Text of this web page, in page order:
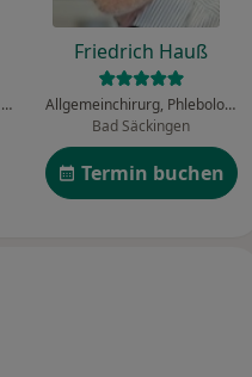
Plastischer & Ästhetischer Chirurg, Allgemeinchirurg
Friedrich Hauß
Allgemeinchirurg, Phlebologe, Proktologe
Bad Säckingen
Termin buchen